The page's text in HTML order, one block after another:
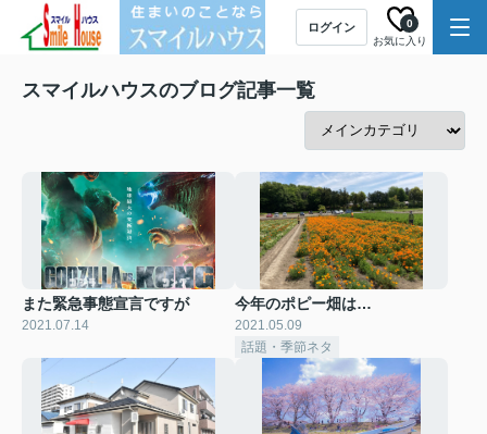
ログイン
お気に入り
0
スマイルハウスのブログ記事一覧
また緊急事態宣言ですが
2021.07.14
今年のポピー畑は…
2021.05.09
話題・季節ネタ